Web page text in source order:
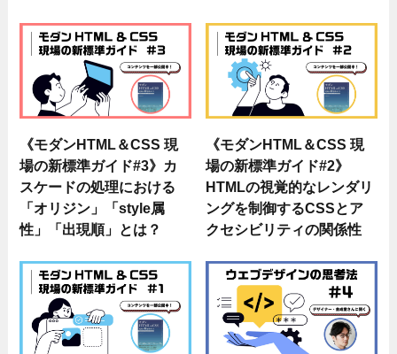
《モダンHTML＆CSS 現
場の新標準ガイド#3》カ
スケードの処理における
「オリジン」「style属
性」「出現順」とは？
《モダンHTML＆CSS 現
場の新標準ガイド#2》
HTMLの視覚的なレンダリ
ングを制御するCSSとア
クセシビリティの関係性